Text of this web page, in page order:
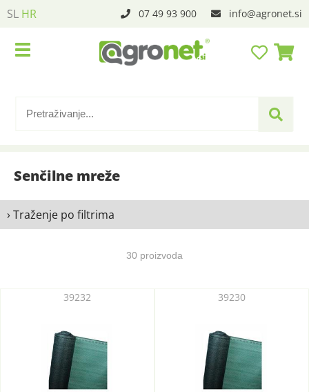
SL HR 07 49 93 900 info agronet.si
Senčilne mreže
› Traženje po filtrima
30 proizvoda
39232 39230